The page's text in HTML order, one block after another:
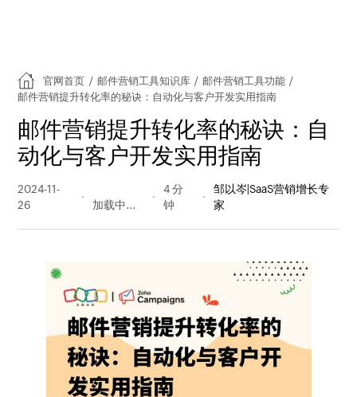
官网首页 / 邮件营销工具知识库 / 邮件营销工具功能 /
邮件营销提升转化率的秘诀：自动化与客户开发实用指南
邮件营销提升转化率的秘诀：自
动化与客户开发实用指南
2024-11-
26
量
4 分
钟
邹以岑|SaaS营销增长专
家